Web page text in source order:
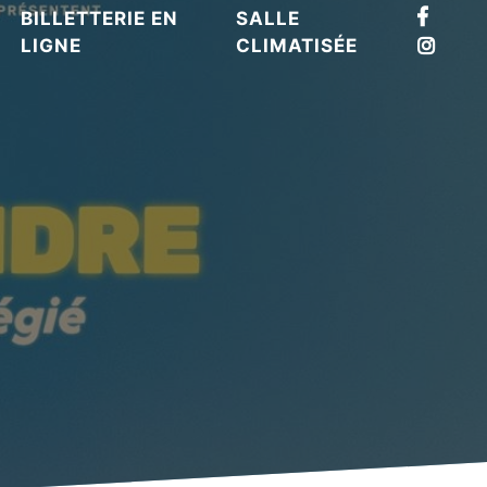
BILLETTERIE EN
LIGNE
SALLE
CLIMATISÉE